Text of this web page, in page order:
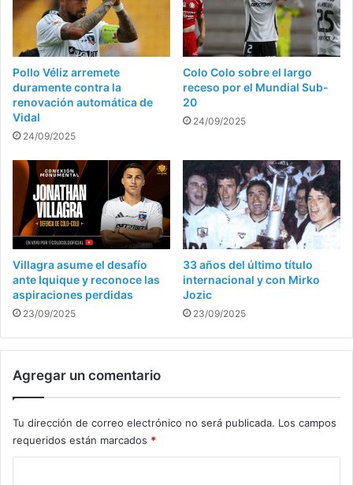
Pollo Véliz arremete
duramente contra la
renovación automática de
Vidal
24/09/2025
Colo Colo sobre el largo
receso por el Mundial Sub-
20
24/09/2025
Villagra asume el desafío
ante Iquique y reconoce las
aspiraciones perdidas
23/09/2025
33 años del último título
internacional y con Mirko
Jozic
23/09/2025
Agregar un comentario
Tu dirección de correo electrónico no será publicada. Los campos
requeridos están marcados *